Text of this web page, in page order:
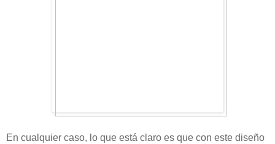
En cualquier caso, lo que está claro es que con este diseño